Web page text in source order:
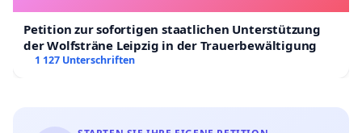
Petition zur sofortigen staatlichen Unterstützung
der Wolfsträne Leipzig in der Trauerbewältigung
1 127 Unterschriften